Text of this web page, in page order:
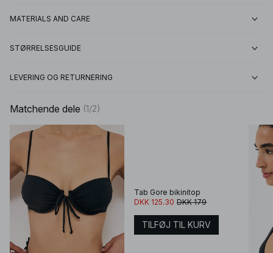
MATERIALS AND CARE
STØRRELSESGUIDE
LEVERING OG RETURNERING
Matchende dele (1/2)
Tab Gore bikinitop
DKK 125.30 DKK 179
TILFØJ TIL KURV